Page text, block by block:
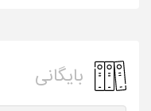
بایگانی